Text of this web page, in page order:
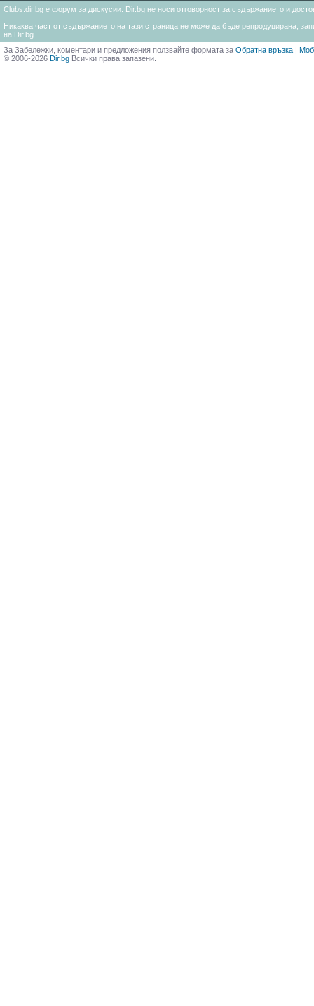
Clubs.dir.bg е форум за дискусии. Dir.bg не носи отговорност за съдържанието и
Никаква част от съдържанието на тази страница не може да бъде репродуцирана,
на Dir.bg
За Забележки, коментари и предложения ползвайте формата за Обратна връзка |
© 2006-2026 Dir.bg Всички права запазени.